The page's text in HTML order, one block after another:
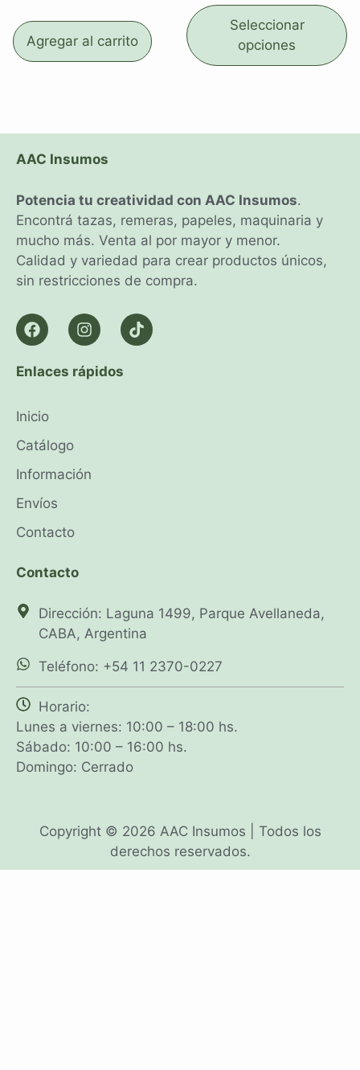
Agregar al carrito
Seleccionar
opciones
AAC Insumos
Potencia tu creatividad con AAC Insumos.
Encontrá tazas, remeras, papeles, maquinaria y
mucho más. Venta al por mayor y menor.
Calidad y variedad para crear productos únicos,
sin restricciones de compra.
Enlaces rápidos
Inicio
Catálogo
Información
Envíos
Contacto
Contacto
Dirección: Laguna 1499, Parque Avellaneda,
CABA, Argentina
Teléfono: +54 11 2370-0227
Horario:
Lunes a viernes: 10:00 – 18:00 hs.
Sábado: 10:00 – 16:00 hs.
Domingo: Cerrado
Copyright © 2026 AAC Insumos | Todos los
derechos reservados.